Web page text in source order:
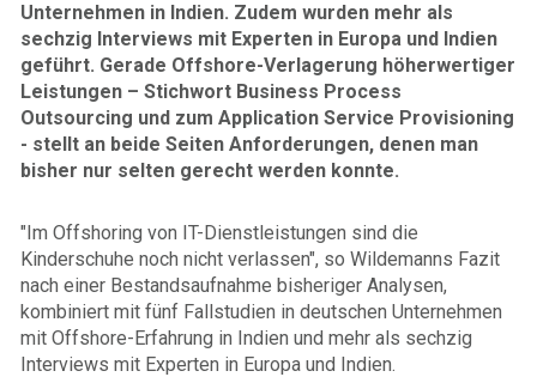
Unternehmen in Indien. Zudem wurden mehr als
sechzig Interviews mit Experten in Europa und Indien
geführt. Gerade Offshore-Verlagerung höherwertiger
Leistungen – Stichwort Business Process
Outsourcing und zum Application Service Provisioning
- stellt an beide Seiten Anforderungen, denen man
bisher nur selten gerecht werden konnte.
"Im Offshoring von IT-Dienstleistungen sind die
Kinderschuhe noch nicht verlassen", so Wildemanns Fazit
nach einer Bestandsaufnahme bisheriger Analysen,
kombiniert mit fünf Fallstudien in deutschen Unternehmen
mit Offshore-Erfahrung in Indien und mehr als sechzig
Interviews mit Experten in Europa und Indien.